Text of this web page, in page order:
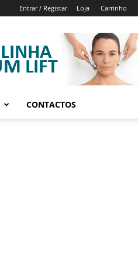
Entrar / Registar Loja Carrinho
CONTACTOS